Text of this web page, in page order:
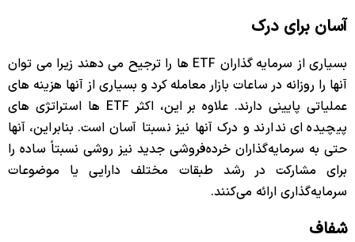
آسان برای درک
بسیاری از سرمایه گذاران ETF ها را ترجیح می دهند زیرا می توان
آنها را روزانه در ساعات بازار معامله کرد و بسیاری از آنها هزینه های
عملیاتی پایینی دارند. علاوه بر این، اکثر ETF ها استراتژی های
پیچیده ای ندارند و درک آنها نیز نسبتا آسان است. بنابراین، آنها
حتی به سرمایه‌گذاران خرده‌فروشی جدید نیز روشی نسبتاً ساده را
برای مشارکت در رشد طبقات مختلف دارایی یا موضوعات
سرمایه‌گذاری ارائه می‌کنند.
شفاف